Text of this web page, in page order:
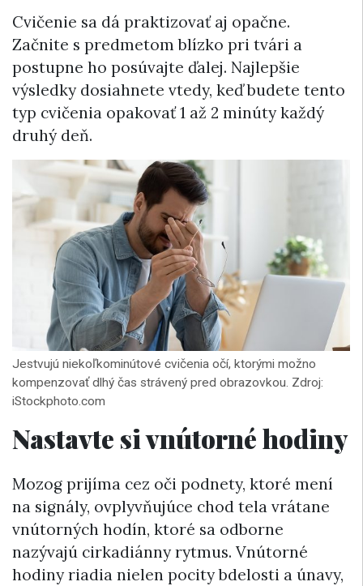
Cvičenie sa dá praktizovať aj opačne.
Začnite s predmetom blízko pri tvári a
postupne ho posúvajte ďalej. Najlepšie
výsledky dosiahnete vtedy, keď budete tento
typ cvičenia opakovať 1 až 2 minúty každý
druhý deň.
Jestvujú niekoľkominútové cvičenia očí, ktorými možno
kompenzovať dlhý čas strávený pred obrazovkou. Zdroj:
iStockphoto.com
Nastavte si vnútorné hodiny
Mozog prijíma cez oči podnety, ktoré mení
na signály, ovplyvňujúce chod tela vrátane
vnútorných hodín, ktoré sa odborne
nazývajú cirkadiánny rytmus. Vnútorné
hodiny riadia nielen pocity bdelosti a únavy,